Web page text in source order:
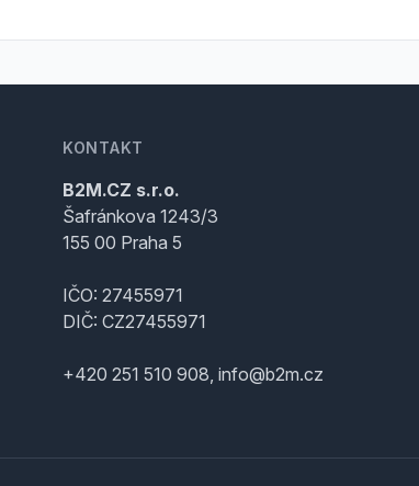
KONTAKT
B2M.CZ s.r.o.
Šafránkova 1243/3
155 00 Praha 5
IČO: 27455971
DIČ: CZ27455971
+420 251 510 908, info@b2m.cz